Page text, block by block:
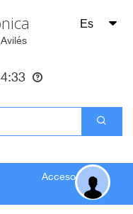
Acceso